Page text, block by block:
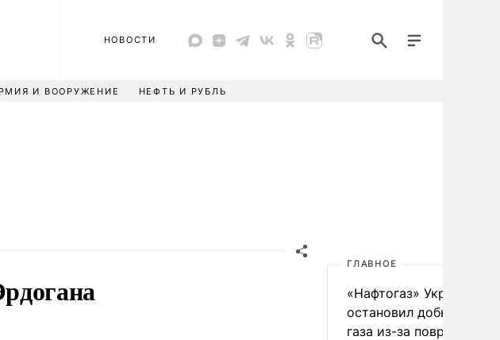
НОВОСТИ
И ВООРУЖЕНИЕ НЕФТЬ И РУБЛЬ
ГЛАВНОЕ
«Нафтогаз» Украины
остановил добычу
газа из-за повреждения